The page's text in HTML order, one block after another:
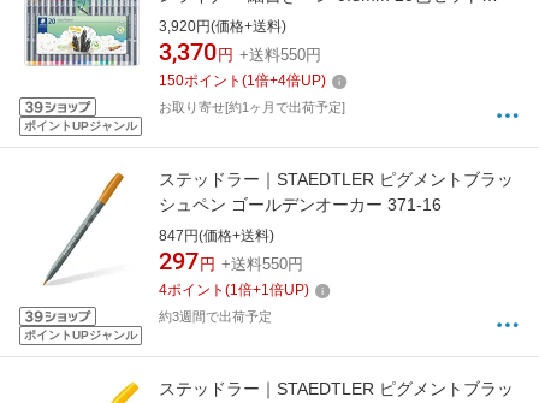
ポイントUPジャンル
334-SB20
3,920円(価格+送料)
3,370 円 +送料550円
150ポイント (1倍+4倍UP)
お取り寄せ[約1ヶ月で出荷予定]
ポイントUPジャンル
ステッドラー｜STAEDTLER ピグメントブラッ
シュペン ゴールデンオーカー 371-16
847円(価格+送料)
297 円 +送料550円
4ポイント (1倍+1倍UP)
約3週間で出荷予定
ステッドラー｜STAEDTLER ピグメントブラッ